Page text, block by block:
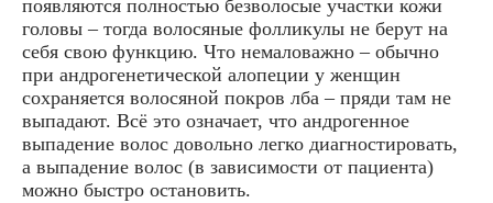
появляются полностью безволосые участки кожи
головы – тогда волосяные фолликулы не берут на
себя свою функцию. Что немаловажно – обычно
при андрогенетической алопеции у женщин
сохраняется волосяной покров лба – пряди там не
выпадают. Всё это означает, что андрогенное
выпадение волос довольно легко диагностировать,
а выпадение волос (в зависимости от пациента)
можно быстро остановить.